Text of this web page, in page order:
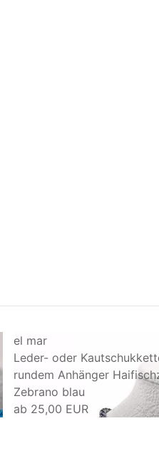
el mar
Leder- oder
rundem Anhänger
Zebrano blau
ab 25,00 EUR